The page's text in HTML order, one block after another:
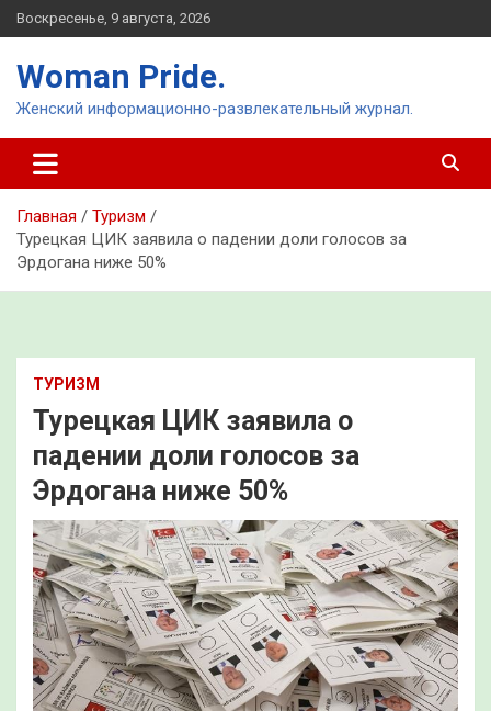
Перейти
к
Воскресенье, 9 августа, 2026
Woman Pride.
Женский информационно-развлекательный журнал.
Главная
Туризм
Турецкая ЦИК заявила о падении доли голосов за
Эрдогана ниже 50%
ТУРИЗМ
Турецкая ЦИК заявила о
падении доли голосов за
Эрдогана ниже 50%